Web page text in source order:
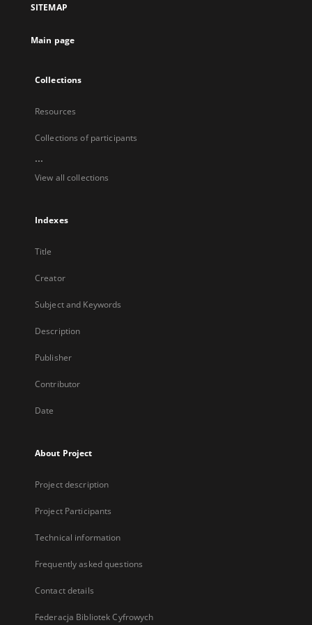
new
SITEMAP
Main page
Collections
Resources
Collections of participants
...
View all collections
Indexes
Title
Creator
Subject and Keywords
Description
Publisher
Contributor
Date
About Project
Project description
Project Participants
Technical information
Frequently asked questions
Contact details
Federacja Bibliotek Cyfrowych